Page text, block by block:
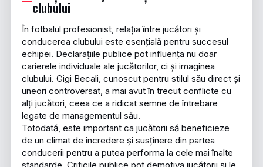
clubului
În fotbalul profesionist, relația între jucători și
conducerea clubului este esențială pentru succesul
echipei. Declarațiile publice pot influența nu doar
carierele individuale ale jucătorilor, ci și imaginea
clubului. Gigi Becali, cunoscut pentru stilul său direct și
uneori controversat, a mai avut în trecut conflicte cu
alți jucători, ceea ce a ridicat semne de întrebare
legate de managementul său.
Totodată, este important ca jucătorii să beneficieze
de un climat de încredere și susținere din partea
conducerii pentru a putea performa la cele mai înalte